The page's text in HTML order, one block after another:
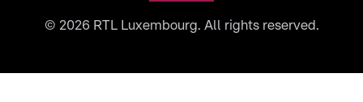
© 2026RTL Luxembourg. All rights reserved.